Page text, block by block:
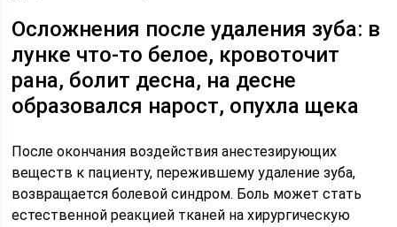
Осложнения после удаления зуба: в
лунке что-то белое, кровоточит
рана, болит десна, на десне
образовался нарост, опухла щека
После окончания воздействия анестезирующих
веществ к пациенту, пережившему удаление зуба,
возвращается болевой синдром. Боль может стать
естественной реакцией тканей на хирургическую